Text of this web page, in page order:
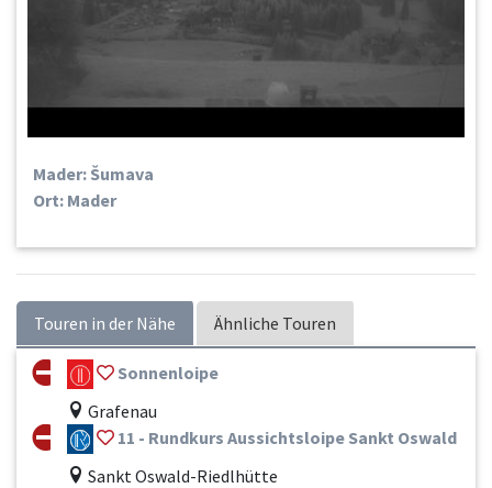
Mader: Šumava
Ort: Mader
Touren in der Nähe Ähnliche Touren
Sonnenloipe
Grafenau
11 - Rundkurs Aussichtsloipe Sankt Oswald
Sankt Oswald-Riedlhütte